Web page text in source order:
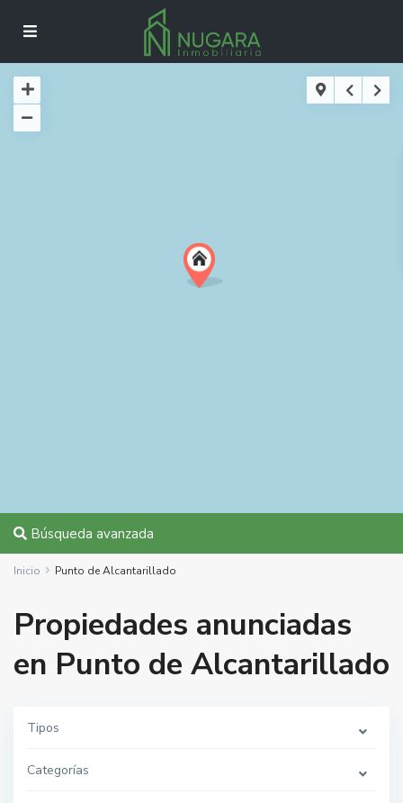
Búsqueda avanzada
Inicio Punto de Alcantarillado
Propiedades anunciadas
en Punto de Alcantarillado
Tipos
Categorías